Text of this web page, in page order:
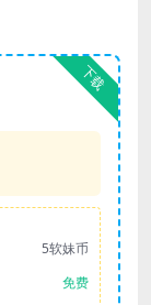
下载
5软妹币
免费